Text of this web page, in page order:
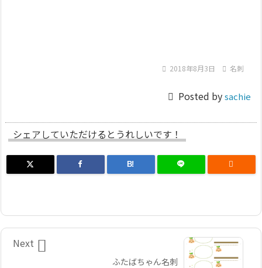
 2018年8月3日  名刺
 Posted bysachie
シェアしていただけるとうれしいです！
B! 
ふたばちゃん名刺

Next